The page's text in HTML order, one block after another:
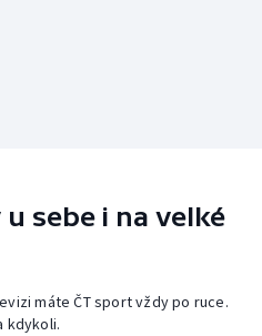
sebe i na velké
máte ČT sport vždy po ruce.
kdykoli.